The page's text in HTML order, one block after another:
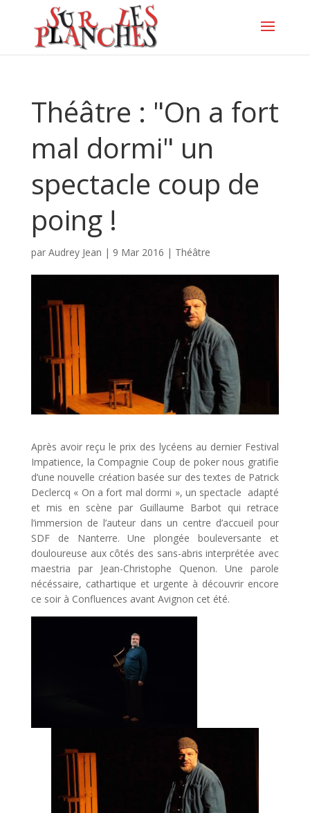
Théâtre : "On a fort
mal dormi" un
spectacle coup de
poing !
par Audrey Jean | 9 Mar 2016 | Théâtre
Après avoir reçu le prix des lycéens au dernier Festival
Impatience, la Compagnie Coup de poker nous gratifie
d’une nouvelle création basée sur des textes de Patrick
Declercq « On a fort mal dormi », un spectacle adapté
et mis en scène par Guillaume Barbot qui retrace
l’immersion de l’auteur dans un centre d’accueil pour
SDF de Nanterre. Une plongée bouleversante et
douloureuse aux côtés des sans-abris interprétée avec
maestria par Jean-Christophe Quenon. Une parole
nécéssaire, cathartique et urgente à découvrir encore
ce soir à Confluences avant Avignon cet été.